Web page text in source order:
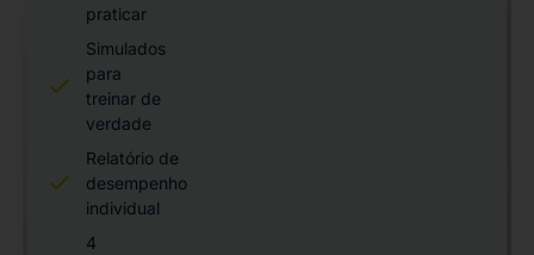
praticar
Simulados
para
treinar de
verdade
Relatório de
desempenho
individual
4